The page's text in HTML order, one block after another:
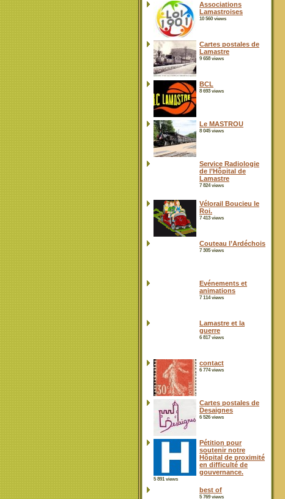
Associations
Lamastroises
10 560 views
Cartes postales de
Lamastre
9 658 views
BCL
8 693 views
Le MASTROU
8 045 views
Service Radiologie
de l’Hôpital de
Lamastre
7 824 views
Vélorail Boucieu le
Roi.
7 413 views
Couteau l’Ardéchois
7 305 views
Evénements et
animations
7 114 views
Lamastre et la
guerre
6 817 views
contact
6 774 views
Cartes postales de
Desaignes
6 526 views
Pétition pour
soutenir notre
Hôpital de proximité
en difficulté de
gouvernance.
5 891 views
best of
5 769 views